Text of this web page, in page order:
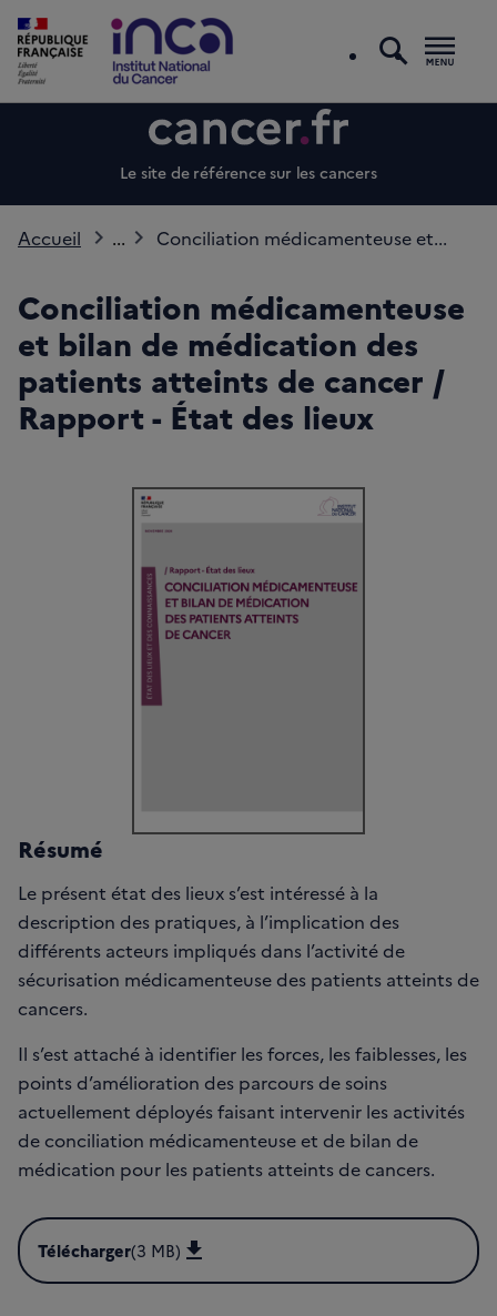
Le site de référence sur les cancers
Accueil ... Conciliation médicamenteuse et...
Conciliation médicamenteuse
et bilan de médication des
patients atteints de cancer /
Rapport - État des lieux
Résumé
Le présent état des lieux s’est intéressé à la
description des pratiques, à l’implication des
différents acteurs impliqués dans l’activité de
sécurisation médicamenteuse des patients atteints de
cancers.
Il s’est attaché à identifier les forces, les faiblesses, les
points d’amélioration des parcours de soins
actuellement déployés faisant intervenir les activités
de conciliation médicamenteuse et de bilan de
médication pour les patients atteints de cancers.
Télécharger(3 MB)
Télécharger